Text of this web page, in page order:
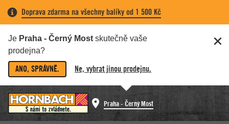
Doprava zdarma na všechny balíky od 1 500 Kč
Je Praha - Černý Most skutečně vaše
prodejna?
ANO, SPRÁVNĚ. Ne, vybrat jinou prodejnu.
Praha - Černý Most